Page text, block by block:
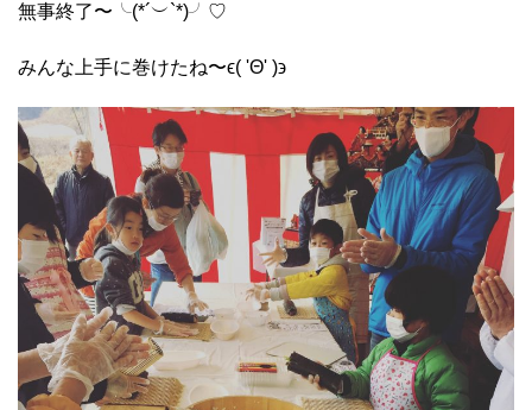
無事終了〜╰(*´︶`*)╯♡
みんな上手に巻けたね〜ϵ( 'Θ' )϶